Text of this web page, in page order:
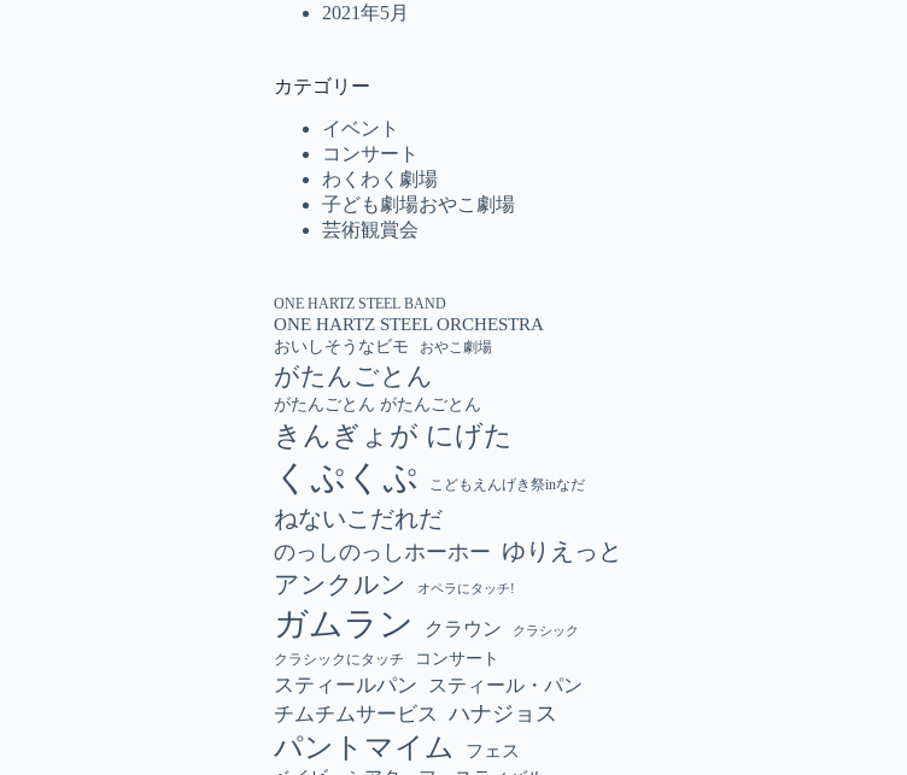
2021年5月
カテゴリー
イベント
コンサート
わくわく劇場
子ども劇場おやこ劇場
芸術観賞会
ONE HARTZ STEEL BAND
ONE HARTZ STEEL ORCHESTRA
おいしそうなビモ おやこ劇場
がたんごとん
がたんごとん がたんごとん
きんぎょが にげた
くぷくぷ こどもえんげき祭inなだ
ねないこだれだ
のっしのっしホーホー ゆりえっと
アンクルン
オペラにタッチ!
ガムラン クラウン クラシック
クラシックにタッチ コンサート
スティールパン スティール・パン
チムチムサービス ハナジョス
パントマイム
フェス